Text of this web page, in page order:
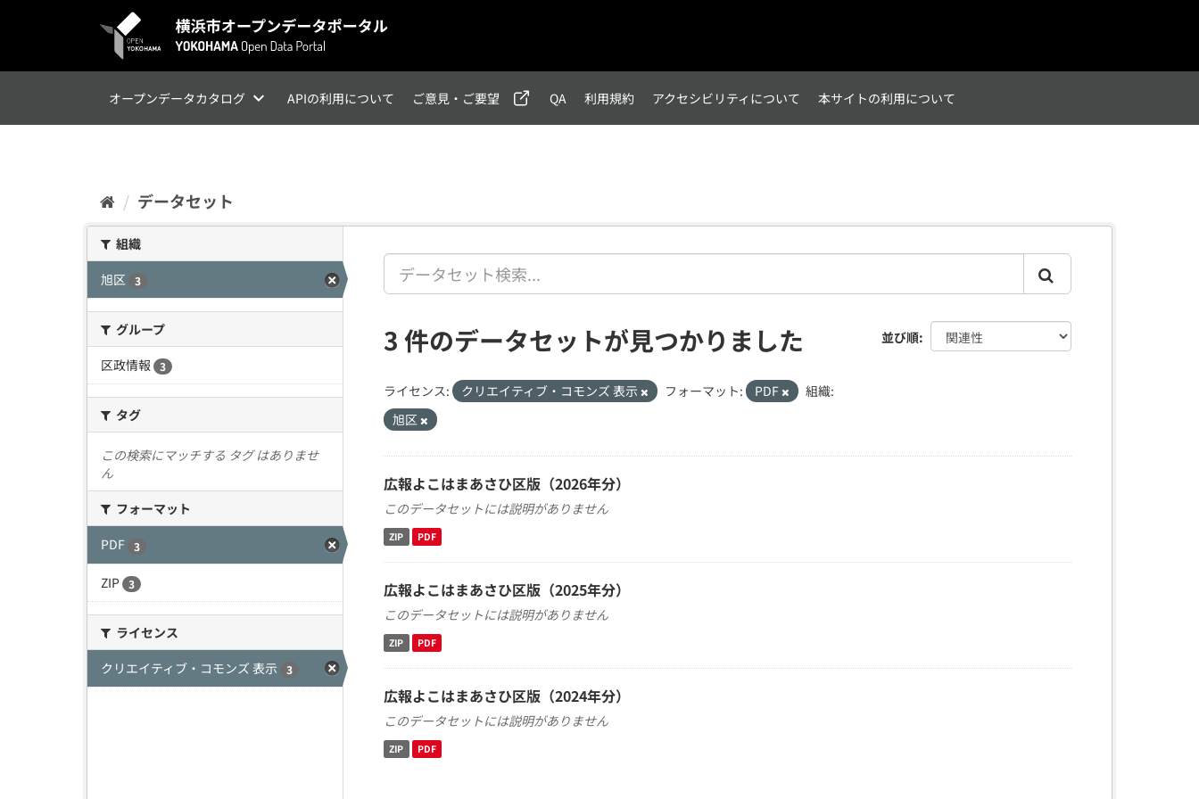
オープンデータカタログ APIの利用について ご意見・ご要望 QA 利用規約 アクセシビリティについて 本サイトの利用について
データセット
組織
旭区 3
グループ
区政情報
3
タグ
この検索にマッチする タグ はありませ
ん
フォーマット
PDF 3
ZIP 3
ライセンス
クリエイティブ・コモンズ 表示
3
並び順
3 件のデータセットが見つかりました
ライセンス: クリエイティブ・コモンズ 表示 フォーマット: PDF
組織:
旭区
広報よこはまあさひ区版（2026年分）
このデータセットには説明がありません
ZIP PDF
広報よこはまあさひ区版（2025年分）
このデータセットには説明がありません
ZIP PDF
広報よこはまあさひ区版（2024年分）
このデータセットには説明がありません
ZIP PDF